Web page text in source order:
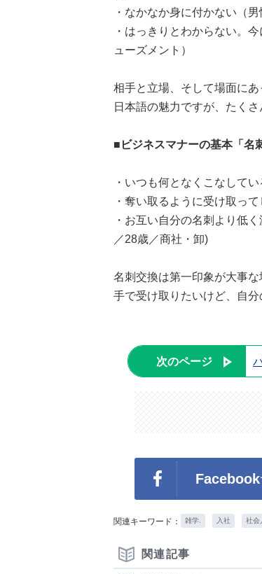
・なかなか身に付かない（男
・はっきりとわからない。
ューズメント）
相手と立場、そして場面に
日本語の魅力ですが、たく
■ビジネスマナーの基本「名
・いつも何となくこなして
・奪い取るように受け取っ
・お互い自分の名刺より低
／28歳／商社・卸)
名刺交換は第一印象が大事
手で受け取りたいけど、自
次のページ
Facebook
関連キーワード： 雑学. 入社 社会
関連記事